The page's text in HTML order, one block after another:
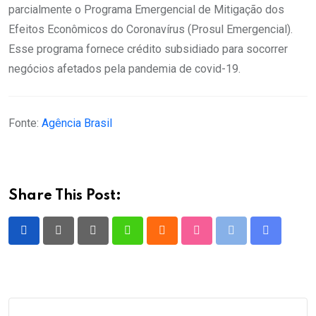
parcialmente o Programa Emergencial de Mitigação dos
Efeitos Econômicos do Coronavírus (Prosul Emergencial).
Esse programa fornece crédito subsidiado para socorrer
negócios afetados pela pandemia de covid-19.
Fonte: Agência Brasil
Share This Post:
PinterestWhatsappCloud StumbleUpon
Print
Share